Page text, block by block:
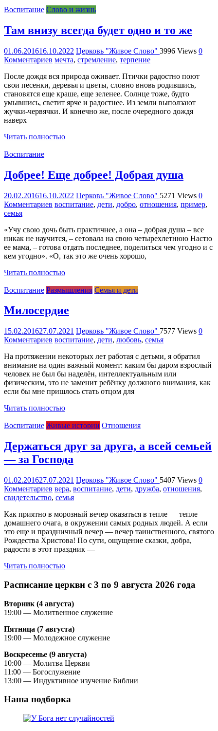
Воспитание Слово и жизнь
Там внизу всегда будет одно и то же
01.06.201616.10.2022 Церковь "Живое Слово" 3996 Views 0
Комментариев мечта, стремление, терпение
После дождя вся природа оживает. Птички радостно поют
свои песенки, деревья и цветы, словно вновь родившись,
становятся еще краше, еще зеленее. Солнце тоже, будто
умывшись, светит ярче и радостнее. Из земли выползают
жучки-червячки. И конечно же, после очередного дождя
наверх
Читать полностью
Воспитание
Добрее! Еще добрее! Добрая душа
20.02.201616.10.2022 Церковь "Живое Слово" 5271 Views 0
Комментариев воспитание, дети, добро, отношения, пример,
семья
«Учу свою дочь быть практичнее, а она – добрая душа – все
никак не научится, – сетовала на свою четырехлетнюю Настю
ее мама, – готова отдать последнее, поделиться чем угодно и с
кем угодно». «О, так это же очень хорошо,
Читать полностью
Воспитание Размышления Семья и дети
Милосердие
15.02.201627.07.2021 Церковь "Живое Слово" 7577 Views 0
Комментариев воспитание, дети, любовь, семья
На протяжении некоторых лет работая с детьми, я обратил
внимание на один важный момент: каким бы даром взрослый
человек не был бы наделён, интеллектуальным или
физическим, это не заменит ребёнку должного внимания, как
если бы мне пришлось стать отцом для
Читать полностью
Воспитание Живые истории Отношения
Держаться друг за друга, а всей семьей
— за Господа
01.02.201627.07.2021 Церковь "Живое Слово" 5407 Views 0
Комментариев вера, воспитание, дети, дружба, отношения,
свидетельство, семья
Как приятно в морозный вечер оказаться в тепле — тепле
домашнего очага, в окружении самых родных людей. А если
это еще и праздничный вечер — вечер таинственного, святого
Рождества Христова! По сути, ощущение сказки, добра,
радости в этот праздник —
Читать полностью
Расписание церкви с 3 по 9 августа 2026 года
Вторник (4 августа)
19:00 — Молитвенное служение
Пятница (7 августа)
19:00 — Молодежное служение
Воскресенье (9 августа)
10:00 — Молитва Церкви
11:00 — Богослужение
13:00 — Индуктивное изучение Библии
Наша подборка